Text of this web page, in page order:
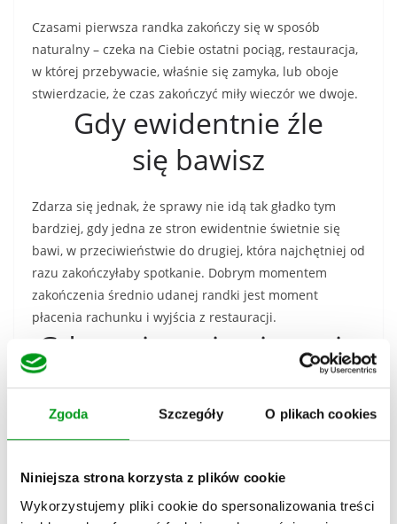
Zgoda Szczegóły O plikach cookies
Niniejsza strona korzysta z plików cookie
Wykorzystujemy pliki cookie do spersonalizowania treści
Czasami pierwsza randka zakończy się w sposób
naturalny – czeka na Ciebie ostatni pociąg, restauracja,
w której przebywacie, właśnie się zamyka, lub oboje
stwierdzacie, że czas zakończyć miły wieczór we dwoje.
Gdy ewidentnie źle
się bawisz
Zdarza się jednak, że sprawy nie idą tak gładko tym
bardziej, gdy jedna ze stron ewidentnie świetnie się
bawi, w przeciwieństwie do drugiej, która najchętniej od
razu zakończyłaby spotkanie. Dobrym momentem
zakończenia średnio udanej randki jest moment
płacenia rachunku i wyjścia z restauracji.
Gdy czujesz się nieswojo
Jeśli coś z tyłu głowy podpowiada Ci, że pierwsza randka
ewidentnie nie idzie tak, jak powinna, warto skorzystać
z planu awaryjnego i natychmiast zakończyć spotkanie.
spotkaniu lub złym samopoczuciu. Możesz też
nadmienić, że kolejnego dnia czeka Cię ciężki dzień w